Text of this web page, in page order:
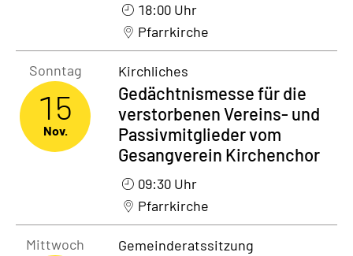
18:00 Uhr
Pfarrkirche
Sonntag
15
Nov.
Gedächtnismesse für die
verstorbenen Vereins- und
Passivmitglieder vom
Gesangverein Kirchenchor
Kirchliches
09:30 Uhr
Pfarrkirche
Mittwoch Gemeinderatssitzung